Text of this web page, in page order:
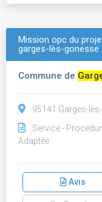
Mission opc du
garges-lès-gonesse
Commune de
95141 Garges-
Service -
Adaptée
Avis